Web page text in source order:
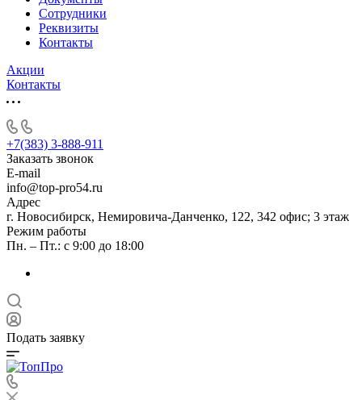
Сотрудники
Реквизиты
Контакты
Акции
Контакты
+7(383) 3-888-911
Заказать звонок
E-mail
info@top-pro54.ru
Адрес
г. Новосибирск, ​Немировича-Данченко, 122, 342 офис; 3 этаж
Режим работы
Пн. – Пт.: с 9:00 до 18:00
Подать заявку